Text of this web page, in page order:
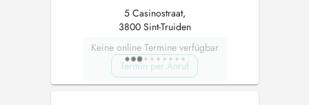
5 Casinostraat,
3800 Sint-Truiden
Keine online Termine verfügbar
Termin per Anruf